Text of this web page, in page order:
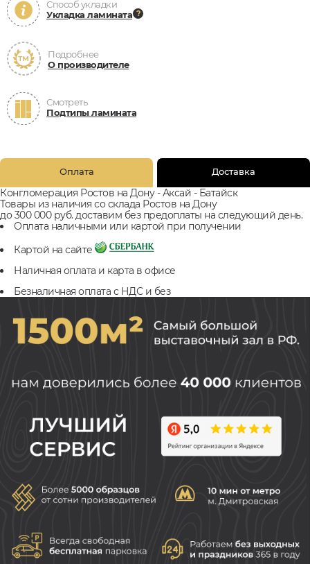
Способ укладки
Укладка ламината
Подробнее
О производителе
Смотреть
Подтипы ламината
Оплата Доставка
Конгломерация Ростов на Дону - Аксай - Батайск
Товары из наличия со склада Ростов на Дону
до 300 000 руб. доставим без предоплаты на следующий день.
Оплата наличными или картой при получении
Картой на сайте
Наличная оплата и карта в офисе
Безналичная оплата с НДС и без